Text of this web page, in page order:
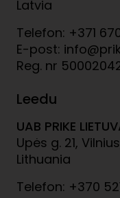
Latvia
Telefon: +371
E-post:
Reg. nr
Leedu
UAB PRIKE
Upės g. 21,
Lithuania
Telefon: +370